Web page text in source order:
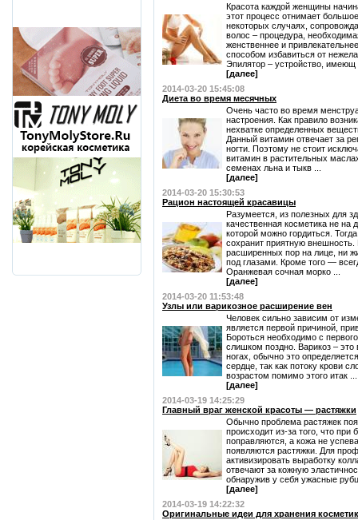
Красота каждой женщины
этот процесс отнимает
некоторых случаях,
волос – процедура,
женственнее и
способом избавиться от
Эпилятор – устройство, имеющ
[далее]
2014-03-20 15:45:08
Диета во время месячных
Очень часто во время
настроения. Как правило
нехватке определенных
Данный витамин отвечает за
ногти. Поэтому не стоит
витамин в растительных
семенах льна и тыкв ...
[далее]
2014-03-20 15:30:53
Рацион настоящей красавицы
Разумеется, из полезных для
качественная косметика не на
которой можно гордиться.
сохранит приятную
расширенных пор на лице, ни
под глазами. Кроме того —
Оранжевая сочная морко ...
[далее]
2014-03-20 11:53:48
Узлы или варикозное расширение вен
Человек сильно зависим от
является первой причиной,
Бороться необходимо с
слишком поздно. Варикоз –
ногах, обычно это
сердце, так как потоку крови
возрастом помимо этого итак ...
[далее]
2014-03-19 14:25:29
Главный враг женской красоты — растяжки
Обычно проблема растяжек
происходит из-за того, что
поправляются, а кожа не
появляются растяжки. Для
активизировать выработку
отвечают за кожную
обнаружив у себя ужасные
[далее]
2014-03-19 14:22:32
Оригинальные идеи для хранения